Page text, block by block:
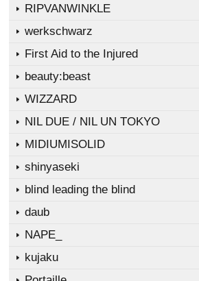
RIPVANWINKLE
werkschwarz
First Aid to the Injured
beauty:beast
WIZZARD
NIL DUE / NIL UN TOKYO
MIDIUMISOLID
shinyaseki
blind leading the blind
daub
NAPE_
kujaku